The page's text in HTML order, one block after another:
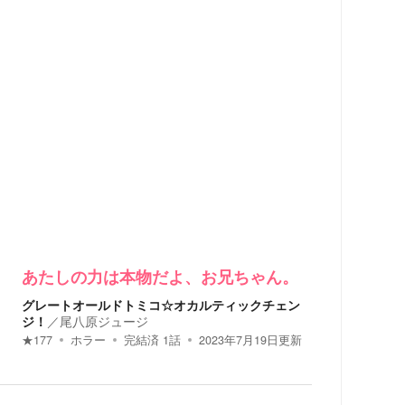
あたしの力は本物だよ、お兄ちゃん。
グレートオールドトミコ☆オカルティックチェン
ジ！ ／尾八原ジュージ
★177 ホラー 完結済 1話 2023年7月19日更新